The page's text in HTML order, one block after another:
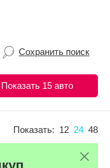
Сохранить поиск
Показать 15авто
Показать: 12 24 48